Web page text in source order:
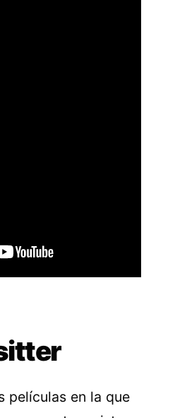
películas en la que